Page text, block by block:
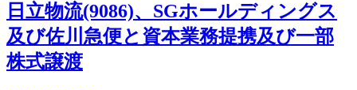
日立物流(9086)、SGホールディングス
及び佐川急便と資本業務提携及び一部
株式譲渡